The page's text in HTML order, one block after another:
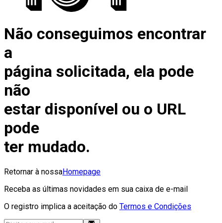
Não conseguimos encontrar
a
página solicitada, ela pode
não
estar disponível ou o URL
pode
ter mudado.
Retornar à nossaHomepage
Receba as últimas novidades em sua caixa de e-mail
O registro implica a aceitação do Termos e Condições